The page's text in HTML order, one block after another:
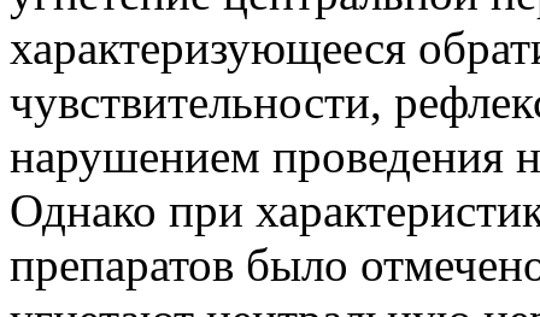
характеризующееся
чувствительности,
нарушением проведения
Однако при
препаратов было